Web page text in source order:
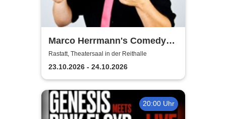
Marco Herrmann's Comedy
Cocktail
Rastatt, Theatersaal in der Reithalle
23.10.2026 - 24.10.2026
20:00 Uhr